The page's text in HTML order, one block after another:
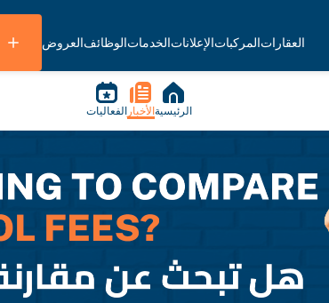
العقاراتالمركباتالإعلاناتالخدماتالوظائفالعروض
الرئيسية الأخبار الفعاليات